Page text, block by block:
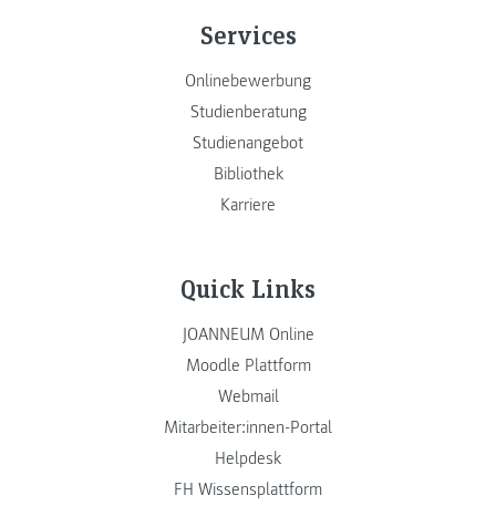
Services
Onlinebewerbung
Studienberatung
Studienangebot
Bibliothek
Karriere
Quick Links
JOANNEUM Online
Moodle Plattform
Webmail
Mitarbeiter:innen-Portal
Helpdesk
FH Wissensplattform